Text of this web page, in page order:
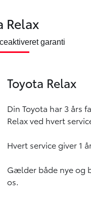
Relax
garanti
Toyota Relax
Din Toyota har 3 års
Relax ved hvert
Hvert service giver 1
Gælder både nye og
os.